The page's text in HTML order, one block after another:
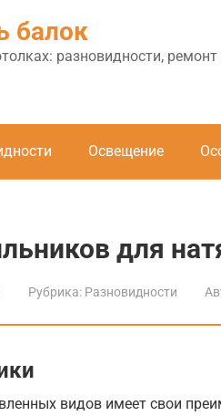
балок
разновидности,
Освещение
для
Рубрика: Разновидности
видов имеет свои